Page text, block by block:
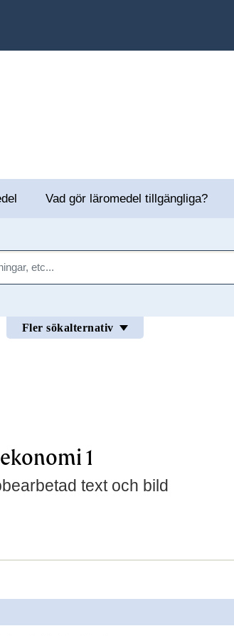
Vad gör läromedel tillgängliga?
Fler sökalternativ
1
text och bild